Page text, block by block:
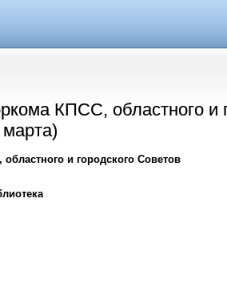
КПСС, областного и
и городского Советов